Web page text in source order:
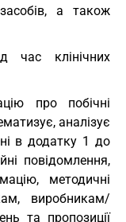
а також
час клінічних
про побічні
аналізує
в додатку 1 до
повідомлення,
методичні
виробникам/
та пропозиції